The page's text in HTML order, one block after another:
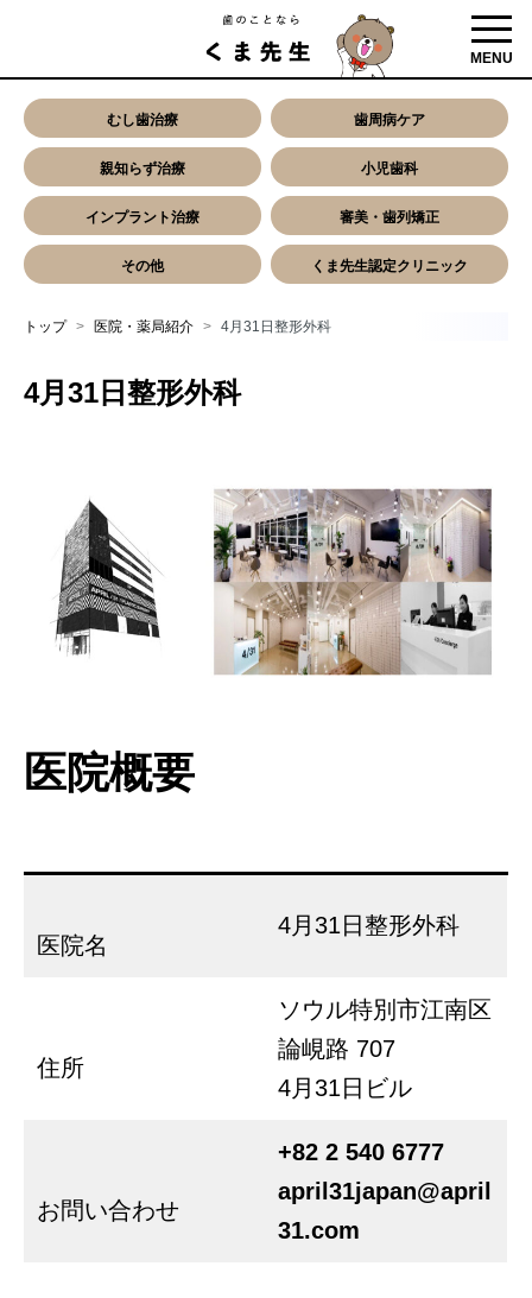
MENU
むし歯治療 歯周病ケア
親知らず治療 小児歯科
インプラント治療 審美・歯列矯正
その他 くま先生認定クリニック
トップ 医院・薬局紹介 4月31日整形外科
4月31日整形外科
医院概要
医院名
4月31日整形外科
住所
ソウル特別市江南区
論峴路 707
4月31日ビル
お問い合わせ
+82 2 540 6777
april31japan@april
31.com